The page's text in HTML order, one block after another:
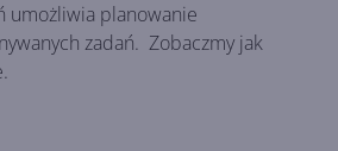
umożliwia planowanie
zadań. Zobaczmy jak